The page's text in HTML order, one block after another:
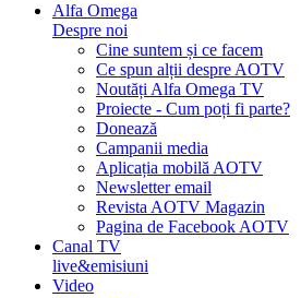
Alfa Omega
Despre noi
Cine suntem și ce facem
Ce spun alții despre AOTV
Noutăți Alfa Omega TV
Proiecte - Cum poți fi parte?
Donează
Campanii media
Aplicația mobilă AOTV
Newsletter email
Revista AOTV Magazin
Pagina de Facebook AOTV
Canal TV
live&emisiuni
Video